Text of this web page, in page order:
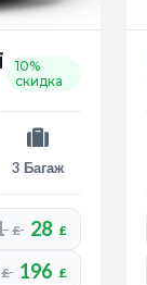
10%
скидка
3 Багаж
£ 28 £
£ 196 £